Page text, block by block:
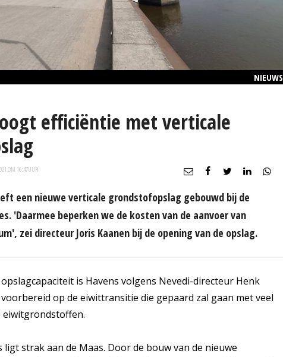
NIEUWS
efficiëntie met verticale
OM 16:47UUR
een nieuwe verticale grondstofopslag gebouwd bij de
'Daarmee beperken we de kosten van de aanvoer van
zei directeur Joris Kaanen bij de opening van de opslag.
is Havens volgens Nevedi-directeur Henk
op de eiwittransitie die gepaard zal gaan met veel
eiwitgrondstoffen.
ligt strak aan de Maas. Door de bouw van de nieuwe